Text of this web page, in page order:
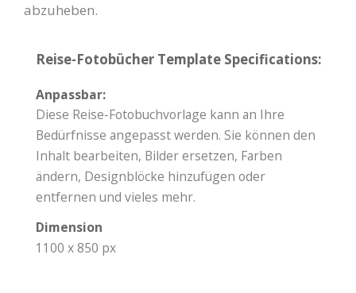
abzuheben.
Reise-Fotobücher Template Specifications:
Anpassbar:
Diese Reise-Fotobuchvorlage kann an Ihre
Bedürfnisse angepasst werden. Sie können den
Inhalt bearbeiten, Bilder ersetzen, Farben
ändern, Designblöcke hinzufügen oder
entfernen und vieles mehr.
Dimension
1100 x 850 px